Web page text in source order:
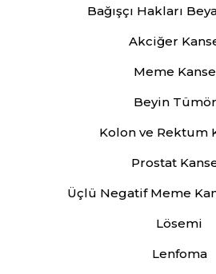
Bağışçı Hakları
Akciğer
Meme
Beyin
Kolon ve Rektum
Prostat
Üçlü Negatif Meme
Lösemi
Lenfoma